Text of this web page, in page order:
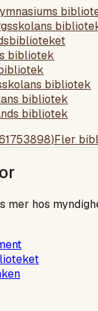
bibliotek
bibliotek
bibliotek
bibliotek
)Fler
mer hos